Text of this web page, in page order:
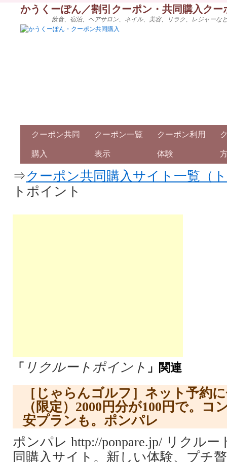
かうくーぽん／割引クーポン・共同購入ク
飲食、宿泊、ヘアサロン、ネイル、美容、リラク、レジャー
クーポン共同
購入
クーポン一覧
表示
クーポン利用
体験
⇒クーポン共同購入サイト一覧（
トポイント
「 リクルートポイント 」関連
［じゃらんゴルフ］ネット予約
（限定）2000円分が100円で。コ
安プランも。ポンパレ
ポンパレ http://ponpare.jp/ リクル
同購入サイト。新しい体験、プチ